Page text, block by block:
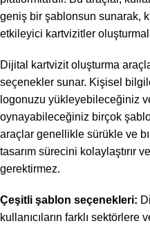
geniş bir şablonsun sunarak,
etkileyici kartvizitler
Dijital kartvizit oluşturma
seçenekler sunar. Kişisel
logonuzu yükleyebileceğiniz
oynayabileceğiniz birçok
araçlar genellikle sürükle ve
tasarım sürecini kolaylaştırır
gerektirmez.
Çeşitli şablon seçenekleri:
kullanıcıların farklı